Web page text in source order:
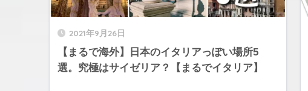
2021年9月26日
【まるで海外】日本のイタリアっぽい場所5
選。究極はサイゼリア？【まるでイタリア】